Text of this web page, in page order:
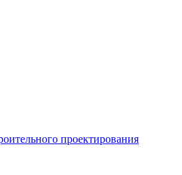
проектирования